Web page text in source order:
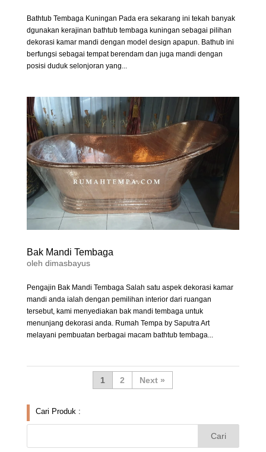
Bathtub Tembaga Kuningan Pada era sekarang ini tekah banyak
dgunakan kerajinan bathtub tembaga kuningan sebagai pilihan
dekorasi kamar mandi dengan model design apapun. Bathub ini
berfungsi sebagai tempat berendam dan juga mandi dengan
posisi duduk selonjoran yang...
Bak Mandi Tembaga
oleh dimasbayus
Pengajin Bak Mandi Tembaga Salah satu aspek dekorasi kamar
mandi anda ialah dengan pemilihan interior dari ruangan
tersebut, kami menyediakan bak mandi tembaga untuk
menunjang dekorasi anda. Rumah Tempa by Saputra Art
melayani pembuatan berbagai macam bathtub tembaga...
1 2 »
Cari Produk :